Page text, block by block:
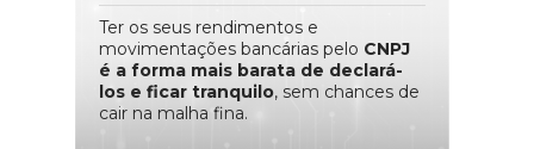
Ter os seus rendimentos e
movimentações bancárias pelo CNPJ
é a forma mais barata de declará-
los e ficar tranquilo, sem chances de
cair na malha fina.